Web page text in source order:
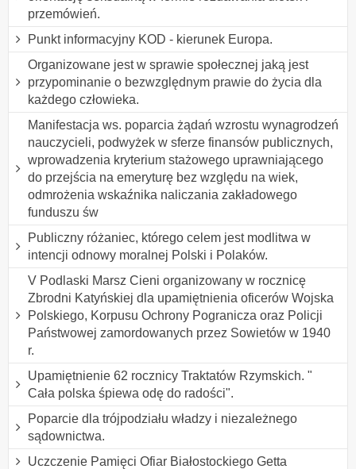
przemówień.
Punkt informacyjny KOD - kierunek Europa.
Organizowane jest w sprawie społecznej jaką jest
przypominanie o bezwzględnym prawie do życia dla
każdego człowieka.
Manifestacja ws. poparcia żądań wzrostu wynagrodzeń
nauczycieli, podwyżek w sferze finansów publicznych,
wprowadzenia kryterium stażowego uprawniającego
do przejścia na emeryturę bez względu na wiek,
odmrożenia wskaźnika naliczania zakładowego
funduszu św
Publiczny różaniec, którego celem jest modlitwa w
intencji odnowy moralnej Polski i Polaków.
V Podlaski Marsz Cieni organizowany w rocznicę
Zbrodni Katyńskiej dla upamiętnienia oficerów Wojska
Polskiego, Korpusu Ochrony Pogranicza oraz Policji
Państwowej zamordowanych przez Sowietów w 1940
r.
Upamiętnienie 62 rocznicy Traktatów Rzymskich. "
Cała polska śpiewa odę do radości".
Poparcie dla trójpodziału władzy i niezależnego
sądownictwa.
Uczczenie Pamięci Ofiar Białostockiego Getta